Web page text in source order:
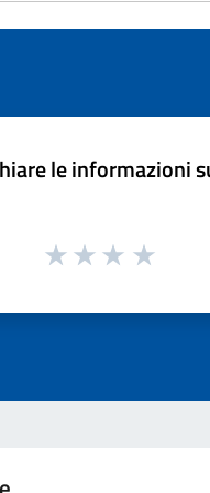
le informazioni